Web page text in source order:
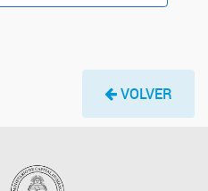
VOLVER